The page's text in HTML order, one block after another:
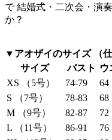
で 結婚式・二次会・演
か？
▼アオザイのサイズ （仕
サイズ
バスト ウ
XS （5号）
74-79 64
S （7号）
78-83 68
M （9号）
82-87 72
L （11号）
86-91 76